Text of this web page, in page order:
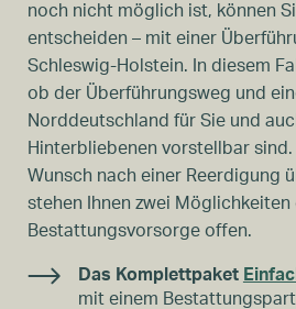
noch nicht möglich ist, können
entscheiden – mit einer
Schleswig-Holstein. In diesem
ob der Überführungsweg und
Norddeutschland für Sie und
Hinterbliebenen vorstellbar sind.
Wunsch nach einer Reerdigung
stehen Ihnen zwei Möglichkeiten
Bestattungsvorsorge offen.
Das Komplettpaket
mit einem